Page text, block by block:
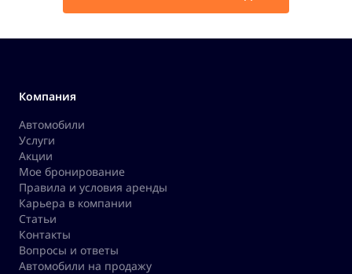
Компания
Автомобили
Услуги
Акции
Мое бронирование
Правила и условия аренды
Карьера в компании
Статьи
Контакты
Вопросы и ответы
Автомобили на продажу